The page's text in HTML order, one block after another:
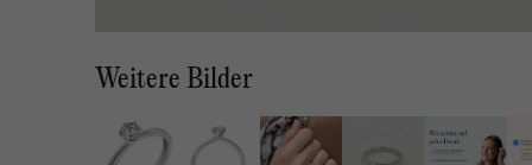
Weitere Bilder